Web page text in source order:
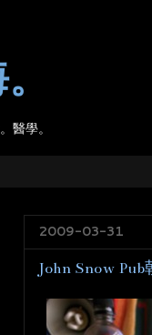
醫學。
2009-03-31
John Snow Pub